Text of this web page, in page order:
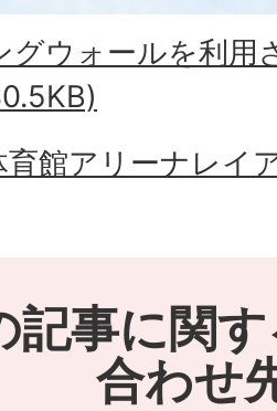
グウォールを利用
育館アリーナレイ
記事に関
合わせ